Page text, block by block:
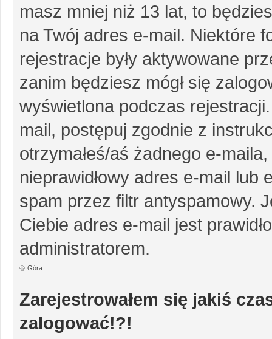
masz mniej niż 13 lat, to
na Twój adres e-mail. Niektóre
rejestracje były aktywowane
zanim będziesz mógł się
wyświetlona podczas
mail, postępuj zgodnie z
otrzymałeś/aś żadnego e-
nieprawidłowy adres e-mail lub
spam przez filtr antyspamowy.
Ciebie adres e-mail jest
administratorem.
Góra
Zarejestrowałem się jakiś
zalogować!?!